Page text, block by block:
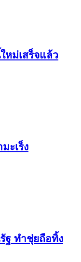
หม่เสร็จแล้ว
ะเร็ง
ฐ ทำชุ่ยถือทิ้ง